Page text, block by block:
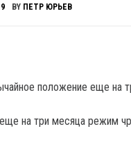
BY ПЕТР ЮРЬЕВ
на три месяца режим